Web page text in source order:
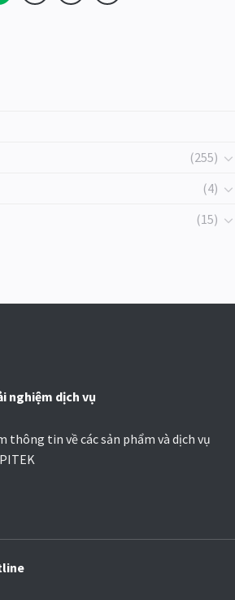
(255)
(4)
(15)
nghiệm dịch vụ
thông tin về các sản phẩm và dịch vụ